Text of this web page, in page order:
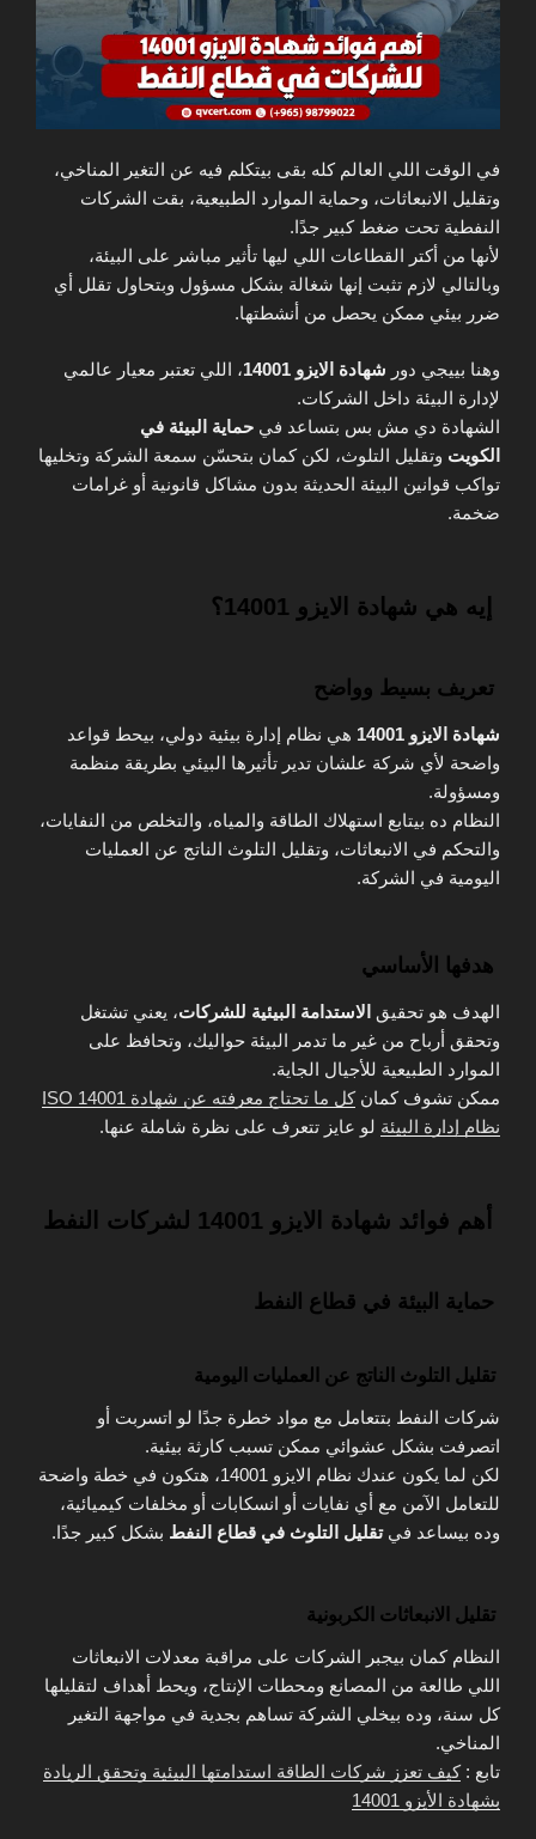
في الوقت اللي العالم كله بقى بيتكلم فيه عن التغير المناخي،
وتقليل الانبعاثات، وحماية الموارد الطبيعية، بقت الشركات
النفطية تحت ضغط كبير جدًا.
لأنها من أكتر القطاعات اللي ليها تأثير مباشر على البيئة،
وبالتالي لازم تثبت إنها شغالة بشكل مسؤول وبتحاول تقلل أي
ضرر بيئي ممكن يحصل من أنشطتها.
وهنا بييجي دور شهادة الايزو 14001
، اللي تعتبر معيار عالمي
لإدارة البيئة داخل الشركات.
الشهادة دي مش بس بتساعد في حماية البيئة في
الكويت وتقليل التلوث، لكن كمان بتحسّن سمعة الشركة وتخليها
تواكب قوانين البيئة الحديثة بدون مشاكل قانونية أو غرامات
ضخمة.
إيه هي شهادة الايزو 14001؟
تعريف بسيط وواضح
شهادة الايزو 14001
هي نظام إدارة بيئية دولي، بيحط قواعد
واضحة لأي شركة علشان تدير تأثيرها البيئي بطريقة منظمة
ومسؤولة.
النظام ده بيتابع استهلاك الطاقة والمياه، والتخلص من النفايات،
والتحكم في الانبعاثات، وتقليل التلوث الناتج عن العمليات
اليومية في الشركة.
هدفها الأساسي
الهدف هو تحقيق الاستدامة البيئية للشركات، يعني تشتغل
وتحقق أرباح من غير ما تدمر البيئة حواليك، وتحافظ على
الموارد الطبيعية للأجيال الجاية.
ممكن تشوف كمان
كل ما تحتاج معرفته عن شهادة ISO 14001
نظام إدارة البيئة لو عايز تتعرف على نظرة شاملة عنها.
أهم فوائد شهادة الايزو 14001 لشركات النفط
حماية البيئة في قطاع النفط
تقليل التلوث الناتج عن العمليات اليومية
شركات النفط بتتعامل مع مواد خطرة جدًا لو اتسربت أو
اتصرفت بشكل عشوائي ممكن تسبب كارثة بيئية.
لكن لما يكون عندك نظام الايزو 14001، هتكون في خطة واضحة
للتعامل الآمن مع أي نفايات أو انسكابات أو مخلفات كيميائية،
وده بيساعد فيتقليل التلوث في قطاع النفط بشكل كبير جدًا.
تقليل الانبعاثات الكربونية
النظام كمان بيجبر الشركات على مراقبة معدلات الانبعاثات
اللي طالعة من المصانع ومحطات الإنتاج، ويحط أهداف لتقليلها
كل سنة، وده بيخلي الشركة تساهم بجدية في مواجهة التغير
المناخي.
تابع :كيف تعزز شركات الطاقة استدامتها البيئية وتحقق الريادة
بشهادة الأيزو 14001